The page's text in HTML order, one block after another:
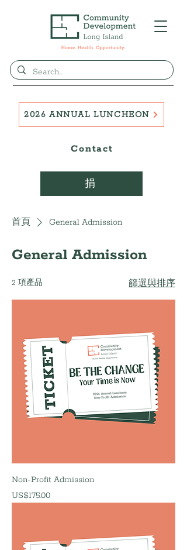
捐
Contact
2026 ANNUAL LUNCHEON
首頁 General Admission
General Admission
2 項產品 篩選與排序
Non-Profit Admission
價格
US$175.00